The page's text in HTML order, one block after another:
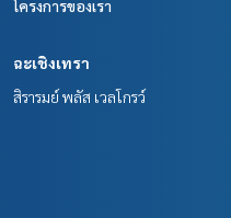
โครงการของเรา
ฉะเชิงเทรา
สิรารมย์ พลัส เวลโกรว์